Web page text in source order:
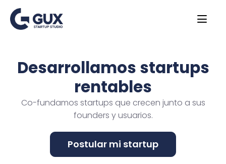
Desarrollamos startups
rentables
Co-fundamos startups que crecen junto a sus
founders y usuarios.